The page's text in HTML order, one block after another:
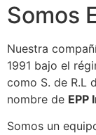
Somos
Nuestra
1991 bajo el
como S. de R.L
nombre de EPP
Somos un